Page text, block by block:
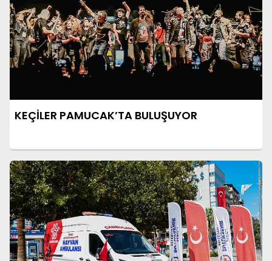
KEÇİLER PAMUCAK’TA BULUŞUYOR